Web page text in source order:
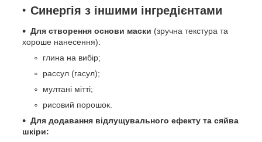
Синергія з іншими інгредієнтами
Для створення основи маски (зручна текстура та
хороше нанесення):
глина на вибір;
рассул (гасул);
мултані мітті;
рисовий порошок.
Для додавання відлущувального ефекту та сяйва
шкіри: